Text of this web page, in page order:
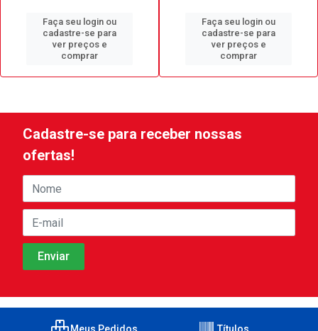
Faça seu login ou
cadastre-se para
ver preços e
comprar
Faça seu login ou
cadastre-se para
ver preços e
comprar
Cadastre-se para receber nossas
ofertas!